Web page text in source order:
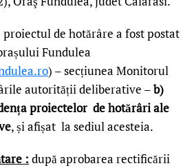
proiectul de hotărâre a fost postat
Fundulea
) – secțiunea Monitorul
autorității deliberative –b)
proiectelor de hotărâri ale
, și afișat la sediul acesteia.
: după aprobarea rectificării